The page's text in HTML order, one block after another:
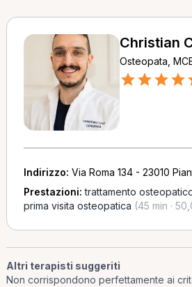
Christian
Osteopata,
Indirizzo: Via Roma 134 - 23010
Prestazioni:trattamento
prima visita osteopatica (45 min ·
Altri terapisti suggeriti
Non corrispondono perfettamente ai